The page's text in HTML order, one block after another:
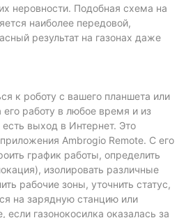
неровности. Подобная схема на
наиболее передовой,
результат на газонах даже
к роботу с вашего планшета или
работу в любое время и из
выход в Интернет. Это
Ambrogio Remote. С его
график работы, определить
изолировать различные
рабочие зоны, уточнить статус,
на зарядную станцию или
если газонокосилка оказалась за